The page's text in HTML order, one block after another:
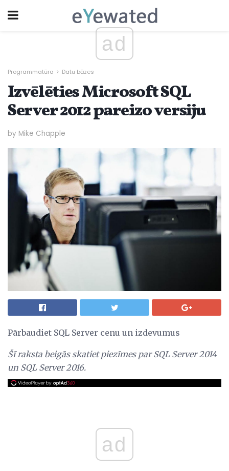
ad
Programmatūra Datu bāzes
Izvēlēties Microsoft SQL
Server 2012 pareizo versiju
by Mike Chapple
Pārbaudiet SQL Server cenu un izdevumus
Šī raksta beigās skatiet piezīmes par SQL Server 2014
un SQL Server 2016.
ad